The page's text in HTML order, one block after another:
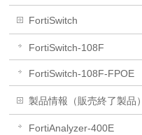
FortiSwitch
FortiSwitch-108F
FortiSwitch-108F-FPOE
製品情報（販売終了製品）
FortiAnalyzer-400E